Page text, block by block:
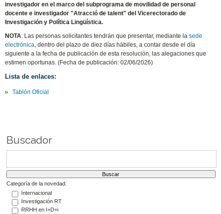
investigador en el marco del subprograma de movilidad de personal
docente e investigador "Atracció de talent" del Vicerectorado de
Investigación y Política Lingüística.
NOTA: Las personas solicitantes tendrán que presentar, mediante lasede
electrónica, dentro del plazo de diez días hábiles, a contar desde el día
siguiente a la fecha de publicación de esta resolución, las alegaciones que
estimen oportunas. (Fecha de publicación: 02/06/2026)
Lista de enlaces:
Tablón Oficial
Buscador
Categoría de la novedad:
Internacional
Investigación RT
RRHH en I+D+i